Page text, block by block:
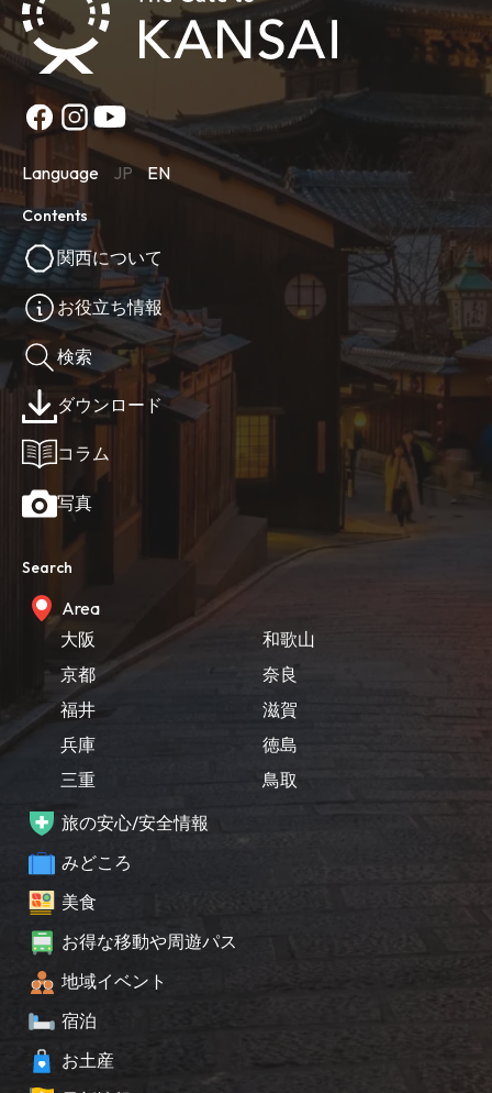
Language JP EN
Contents
関西について
お役立ち情報
検索
ダウンロード
コラム
写真
Search
Area
大阪
京都
福井
兵庫
三重
和歌山
奈良
滋賀
徳島
鳥取
旅の安心/安全情報
みどころ
美食
お得な移動や周遊パス
地域イベント
宿泊
お土産